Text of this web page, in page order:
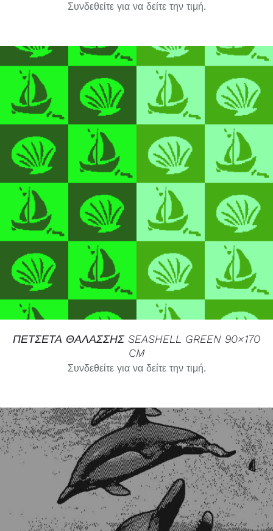
Συνδεθείτε για να δείτε την τιμή.
ΛΕΠΤΟΜΈΡΕΙΕΣ
ΠΕΤΣΕΤΑ ΘΑΛΑΣΣΗΣ SEASHELL GREEN 90×170
CM
Συνδεθείτε για να δείτε την τιμή.